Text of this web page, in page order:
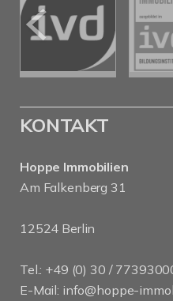
KONTAKT
Hoppe Immobilien
Am Falkenberg 31
12524 Berlin
Tel.: +49 (0) 30 /
E-Mail: info@hoppe-